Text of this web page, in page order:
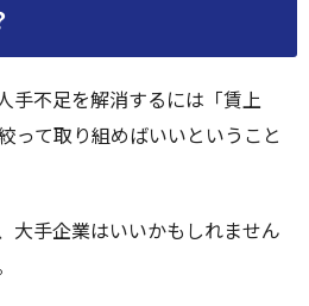
手不足を解消するには「賃上
って取り組めばいいということ
大手企業はいいかもしれません